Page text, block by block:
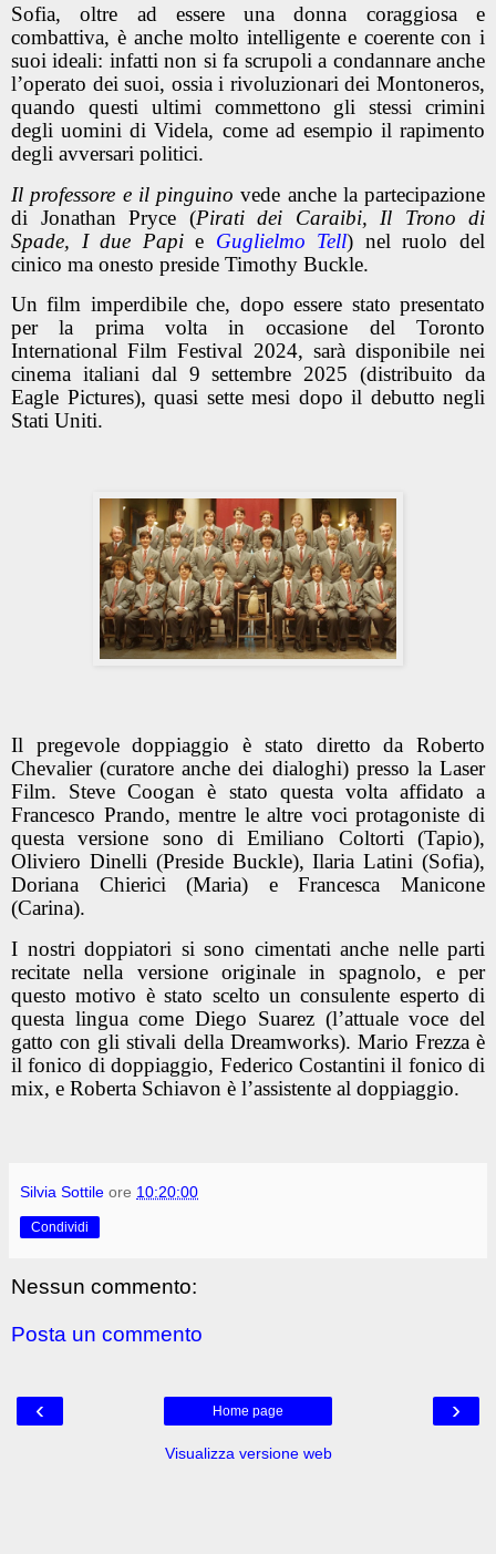
Sofia, oltre ad essere una donna coraggiosa e
combattiva, è anche molto intelligente e coerente con i
suoi ideali: infatti non si fa scrupoli a condannare anche
l’operato dei suoi, ossia i rivoluzionari dei Montoneros,
quando questi ultimi commettono gli stessi crimini
degli uomini di Videla, come ad esempio il rapimento
degli avversari politici.
Il professore e il pinguino vede anche la partecipazione
di Jonathan Pryce (Pirati dei Caraibi, Il Trono di
Spade, I due Papie Guglielmo Tell) nel ruolo del
cinico ma onesto preside Timothy Buckle.
Un film imperdibile che, dopo essere stato presentato
per la prima volta in occasione del Toronto
International Film Festival 2024, sarà disponibile nei
cinema italiani dal 9 settembre 2025 (distribuito da
Eagle Pictures), quasi sette mesi dopo il debutto negli
Stati Uniti.
Il pregevole doppiaggio è stato diretto da Roberto
Chevalier (curatore anche dei dialoghi) presso la Laser
Film. Steve Coogan è stato questa volta affidato a
Francesco Prando, mentre le altre voci protagoniste di
questa versione sono di Emiliano Coltorti (Tapio),
Oliviero Dinelli (Preside Buckle), Ilaria Latini (Sofia),
Doriana Chierici (Maria) e Francesca Manicone
(Carina).
I nostri doppiatori si sono cimentati anche nelle parti
recitate nella versione originale in spagnolo, e per
questo motivo è stato scelto un consulente esperto di
questa lingua come Diego Suarez (l’attuale voce del
gatto con gli stivali della Dreamworks). Mario Frezza è
il fonico di doppiaggio, Federico Costantini il fonico di
mix, e Roberta Schiavon è l’assistente al doppiaggio.
Silvia Sottile ore 10:20:00
Condividi
Nessun commento:
Posta un commento
‹ ›
Home page
Visualizza versione web